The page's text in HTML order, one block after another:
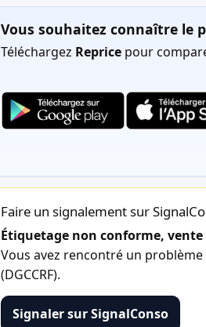
Vous souhaitez connaître le
Téléchargez Reprice pour
Faire un signalement sur
Étiquetage non conforme, vente
Vous avez rencontré un problème
(DGCCRF).
Signaler sur SignalConso